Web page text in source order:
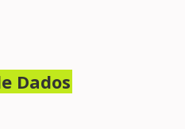
Dados